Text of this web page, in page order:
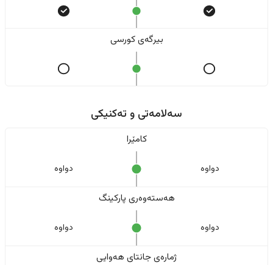
بیرگەی کورسی
سەلامەتی و تەکنیکی
کامێرا
دواوە دواوە
هەستەوەری پارکینگ
دواوە دواوە
ژمارەی جانتای هەوایی